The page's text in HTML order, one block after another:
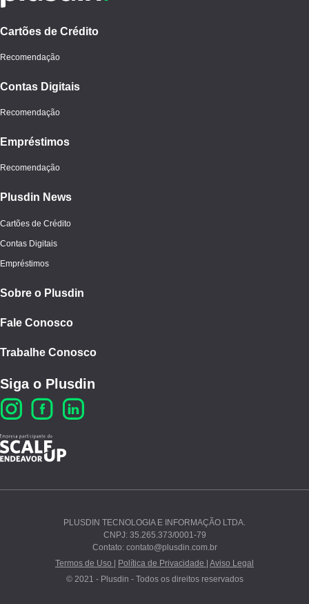
Ao continuar navegando, você concorda com nossos
ePolí­tica de Privacidade.
PROSSEGUIR
Cartões de Crédito
Recomendação
Contas Digitais
Recomendação
Empréstimos
Recomendação
Plusdin News
Cartões de Crédito
Contas Digitais
Empréstimos
Sobre o Plusdin
Fale Conosco
Trabalhe Conosco
Siga o Plusdin
PLUSDIN TECNOLOGIA E INFORMAÇÃO LTDA.
CNPJ: 35.265.373/0001-79
Contato: contato@plusdin.com.br
Termos de Uso |
Política de Privacidade |
Aviso Legal
© 2021 - Plusdin - Todos os direitos reservados